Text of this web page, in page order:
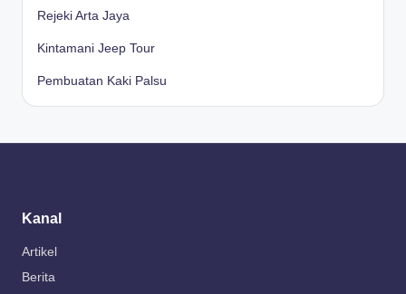
Rejeki Arta Jaya
Kintamani Jeep Tour
Pembuatan Kaki Palsu
Kanal
Artikel
Berita